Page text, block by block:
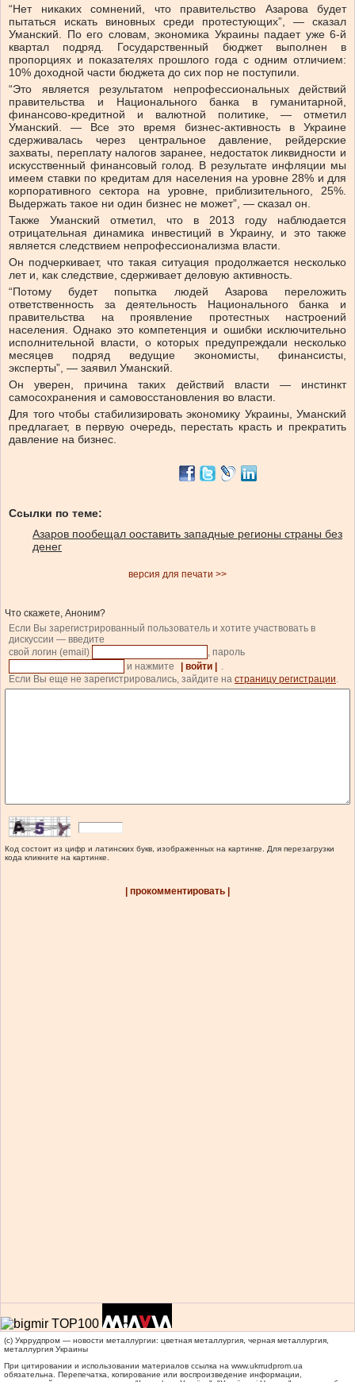
“Нет никаких сомнений, что правительство Азарова будет
пытаться искать виновных среди протестующих”, — сказал
Уманский. По его словам, экономика Украины падает уже 6-й
квартал подряд. Государственный бюджет выполнен в
пропорциях и показателях прошлого года с одним отличием:
10% доходной части бюджета до сих пор не поступили.
“Это является результатом непрофессиональных действий
правительства и Национального банка в гуманитарной,
финансово-кредитной и валютной политике, — отметил
Уманский. — Все это время бизнес-активность в Украине
сдерживалась через центральное давление, рейдерские
захваты, переплату налогов заранее, недостаток ликвидности и
искусственный финансовый голод. В результате инфляции мы
имеем ставки по кредитам для населения на уровне 28% и для
корпоративного сектора на уровне, приблизительного, 25%.
Выдержать такое ни один бизнес не может”, — сказал он.
Также Уманский отметил, что в 2013 году наблюдается
отрицательная динамика инвестиций в Украину, и это также
является следствием непрофессионализма власти.
Он подчеркивает, что такая ситуация продолжается несколько
лет и, как следствие, сдерживает деловую активность.
“Потому будет попытка людей Азарова переложить
ответственность за деятельность Национального банка и
правительства на проявление протестных настроений
населения. Однако это компетенция и ошибки исключительно
исполнительной власти, о которых предупреждали несколько
месяцев подряд ведущие экономисты, финансисты,
эксперты”, — заявил Уманский.
Он уверен, причина таких действий власти — инстинкт
самосохранения и самовосстановления во власти.
Для того чтобы стабилизировать экономику Украины, Уманский
предлагает, в первую очередь, перестать красть и прекратить
давление на бизнес.
Ссылки по теме:
Азаров пообещал ооставить западные регионы страны без
денег
версия для печати >>
Что скажете, Аноним?
Если Вы зарегистрированный пользователь и хотите участвовать в
дискуссии — введите
свой логин (email)
, пароль
и нажмите
| войти |
.
Если Вы еще не зарегистрировались, зайдите на страницу регистрации.
Код состоит из цифр и латинских букв, изображенных на картинке. Для перезагрузки
кода кликните на картинке.
| прокомментировать |
(c) Укррудпром — новости металлургии: цветная металлургия, черная металлургия,
металлургия Украины
При цитировании и использовании материалов ссылка на www.ukrrudprom.ua
обязательна. Перепечатка, копирование или воспроизведение информации,